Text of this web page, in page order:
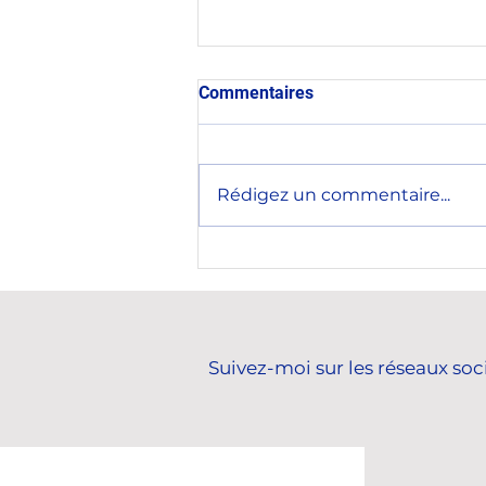
Commentaires
Rédigez un commentaire...
Suivez-moi sur les réseaux